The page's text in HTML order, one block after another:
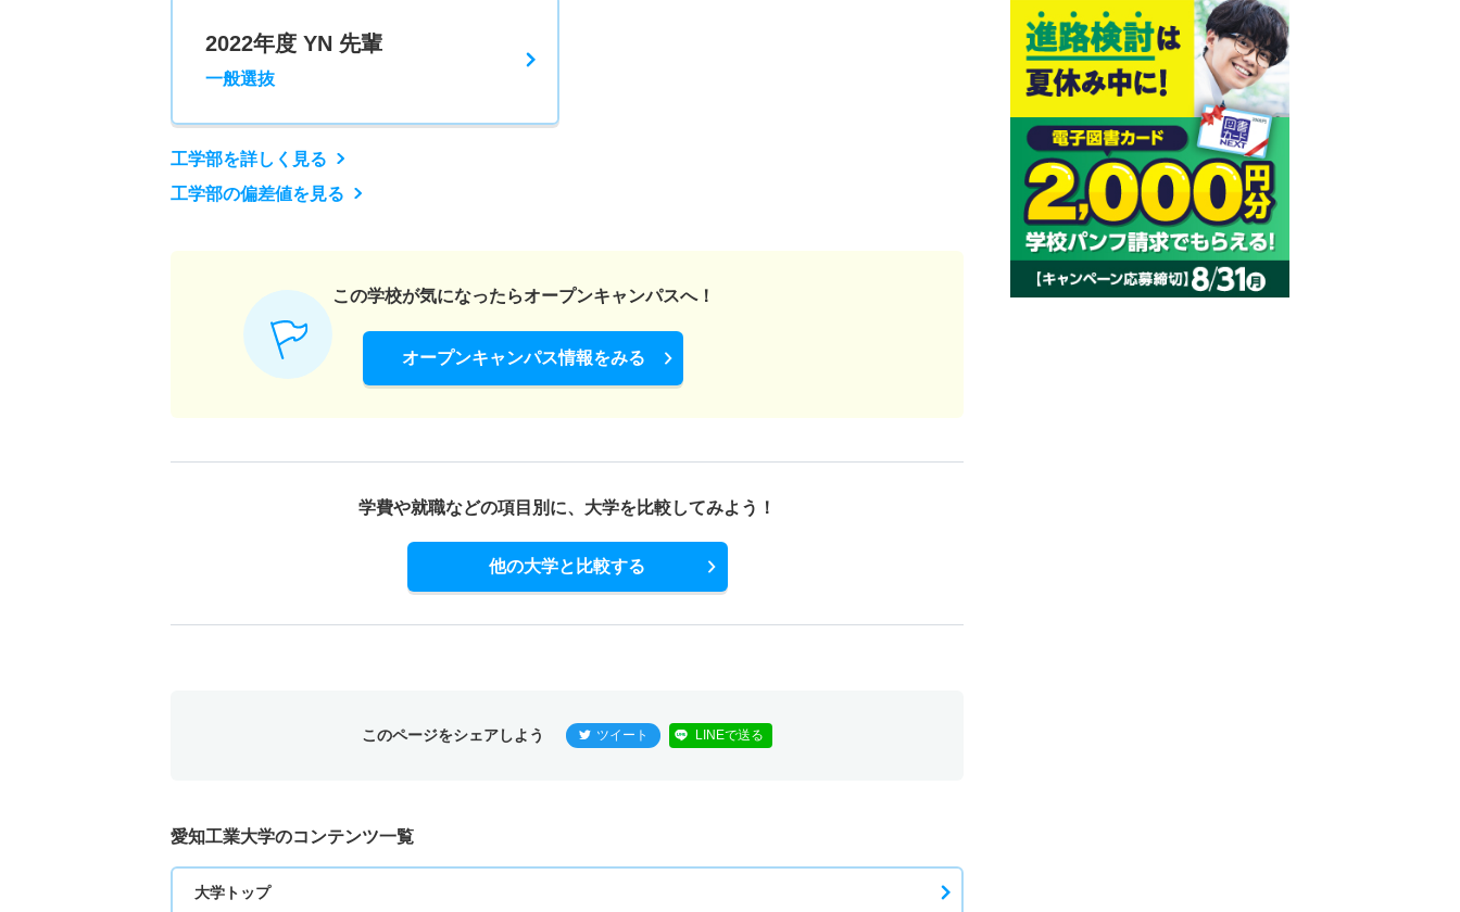
2022年度 YN 先輩
一般選抜
工学部を詳しく見る
工学部の偏差値を見る
この学校が気になったらオープンキャンパスへ！
オープンキャンパス情報をみる
学費や就職などの項目別に、 大学を比較してみよう！
他の大学と比較する
このページをシェアしよう ツイート LINEで送る
愛知工業大学のコンテンツ一覧
大学トップ